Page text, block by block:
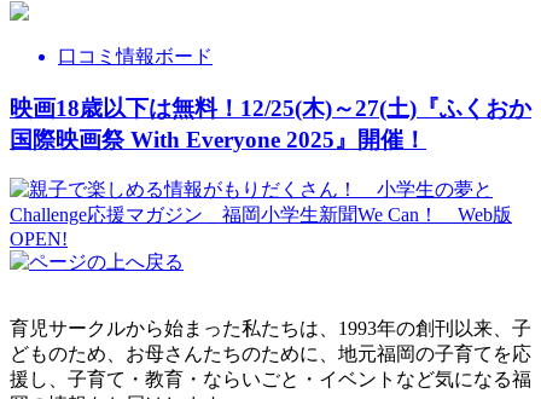
口コミ情報ボード
映画18歳以下は無料！12/25(木)～27(土)『ふくおか
国際映画祭 With Everyone 2025』開催！
育児サークルから始まった私たちは、1993年の創刊以来、子
どものため、お母さんたちのために、地元福岡の子育てを応
援し、子育て・教育・ならいごと・イベントなど気になる福